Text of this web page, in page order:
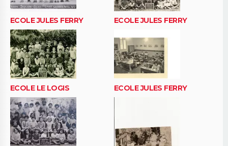
ECOLE JULES FERRY ECOLE JULES FERRY
ECOLE LE LOGIS ECOLE JULES FERRY